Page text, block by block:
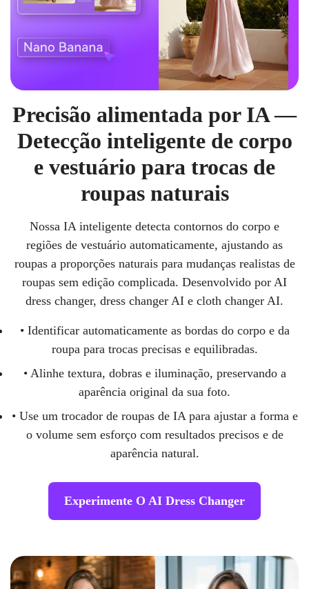
Precisão alimentada por IA —
Detecção inteligente de corpo
e vestuário para trocas de
roupas naturais
Nossa IA inteligente detecta contornos do corpo e
regiões de vestuário automaticamente, ajustando as
roupas a proporções naturais para mudanças realistas de
roupas sem edição complicada. Desenvolvido por AI
dress changer, dress changer AI e cloth changer AI.
• Identificar automaticamente as bordas do corpo e da
roupa para trocas precisas e equilibradas.
• Alinhe textura, dobras e iluminação, preservando a
aparência original da sua foto.
• Use um trocador de roupas de IA para ajustar a forma e
o volume sem esforço com resultados precisos e de
aparência natural.
Experimente O AI Dress Changer